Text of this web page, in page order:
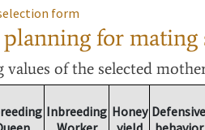
form
planning for mating
values of the selected
Inbreeding Honey Defensive